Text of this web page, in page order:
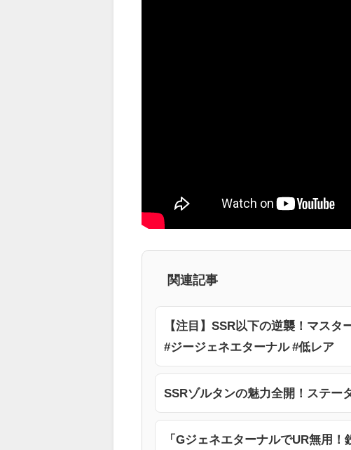
関連記事
【注目】SSR以下の逆襲！マス
#ジージェネエターナル #低レア
SSRゾルタンの魅力全開！ステー
「GジェネエターナルでUR無用